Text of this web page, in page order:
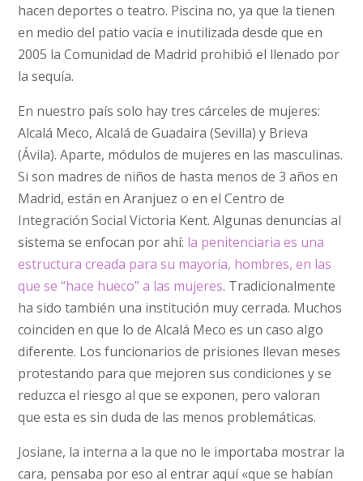
hacen deportes o teatro. Piscina no, ya que la tienen
en medio del patio vacía e inutilizada desde que en
2005 la Comunidad de Madrid prohibió el llenado por
la sequía.
En nuestro país solo hay tres cárceles de mujeres:
Alcalá Meco, Alcalá de Guadaira (Sevilla) y Brieva
(Ávila). Aparte, módulos de mujeres en las masculinas.
Si son madres de niños de hasta menos de 3 años en
Madrid, están en Aranjuez o en el Centro de
Integración Social Victoria Kent. Algunas denuncias al
sistema se enfocan por ahí: la penitenciaria es una
estructura creada para su mayoría, hombres, en las
que se “hace hueco” a las mujeres. Tradicionalmente
ha sido también una institución muy cerrada. Muchos
coinciden en que lo de Alcalá Meco es un caso algo
diferente. Los funcionarios de prisiones llevan meses
protestando para que mejoren sus condiciones y se
reduzca el riesgo al que se exponen, pero valoran
que esta es sin duda de las menos problemáticas.
Josiane, la interna a la que no le importaba mostrar la
cara, pensaba por eso al entrar aquí «que se habían